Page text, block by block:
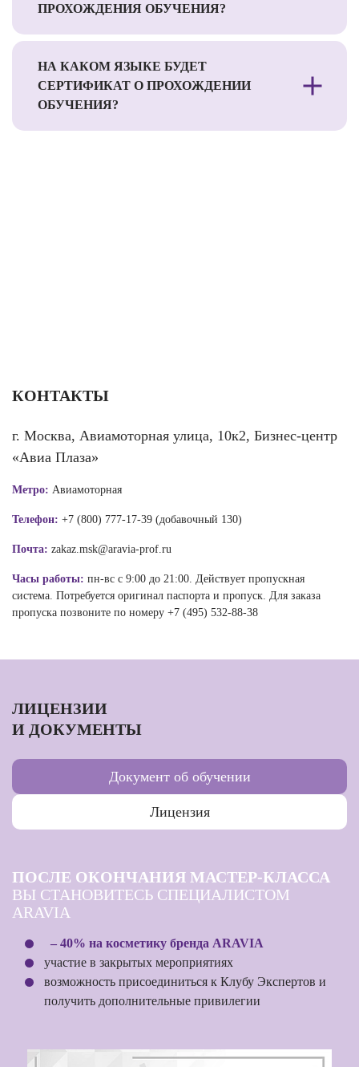
ПРОХОЖДЕНИЯ ОБУЧЕНИЯ?
НА КАКОМ ЯЗЫКЕ БУДЕТ
СЕРТИФИКАТ О ПРОХОЖДЕНИИ
ОБУЧЕНИЯ?
КОНТАКТЫ
г. Москва, Авиамоторная улица, 10к2, Бизнес-центр
«Авиа Плаза»
Метро: Авиамоторная
Телефон: +7 (800) 777-17-39 (добавочный 130)
Почта: zakaz.msk@aravia-prof.ru
Часы работы: пн-вс с 9:00 до 21:00. Действует пропускная
система. Потребуется оригинал паспорта и пропуск. Для заказа
пропуска позвоните по номеру +7 (495) 532-88-38
ЛИЦЕНЗИИ
И ДОКУМЕНТЫ
Документ об обучении
Лицензия
ПОСЛЕ ОКОНЧАНИЯ МАСТЕР-КЛАССА
ВЫ СТАНОВИТЕСЬ СПЕЦИАЛИСТОМ
ARAVIA
– 40% на косметику бренда ARAVIA
участие в закрытых мероприятиях
возможность присоединиться к Клубу Экспертов и
получить дополнительные привилегии